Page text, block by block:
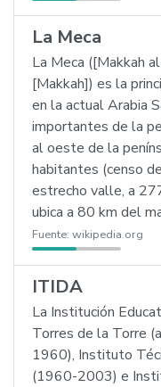
La Meca
La Meca ([Makkah
[Makkah]) es la
en la actual Arabia
importantes de la
al oeste de la
habitantes (censo
estrecho valle, a
ubica a 80 km del
Fuente: wikipedia.org
ITIDA
La Institución
Torres de la Torre
1960), Instituto
(1960-2003) e